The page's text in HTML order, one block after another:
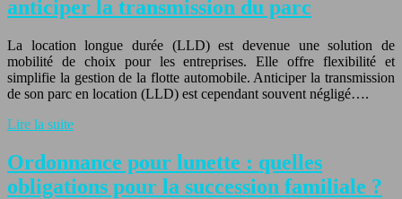
anticiper la transmission du parc
La location longue durée (LLD) est devenue une solution de
mobilité de choix pour les entreprises. Elle offre flexibilité et
simplifie la gestion de la flotte automobile. Anticiper la transmission
de son parc en location (LLD) est cependant souvent négligé….
Lire la suite
Ordonnance pour lunette : quelles
obligations pour la succession familiale ?